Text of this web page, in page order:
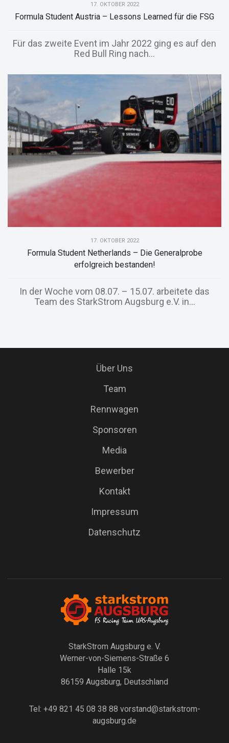
17. OKTOBER 2022
Formula Student Austria – Lessons Learned für die FSG
Für das zweite Event im Jahr 2022 ging es auf den
Red Bull Ring nach...
17. OKTOBER 2022
Formula Student Netherlands – Die Generalprobe
erfolgreich bestanden!
In der Woche vom 08.07. – 15.07. arbeitete das
Team des StarkStrom Augsburg e.V. in...
Über Uns
Team
Rennwagen
Sponsoren
Media
Bewerber
Kontakt
Impressum
Datenschutz
StarkStrom Augsburg e. V.
Werner-von-Siemens-Straße 6
Halle 15k
86159 Augsburg, Deutschland
Tel: +49 821 45 08 38 88 vorstand@starkstrom-
augsburg.de